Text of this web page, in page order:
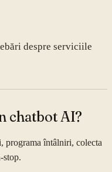
despre serviciile
chatbot AI?
programa întâlniri, colecta
stop.